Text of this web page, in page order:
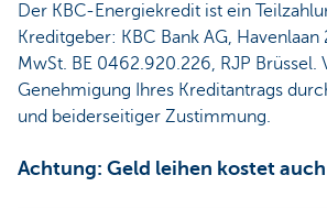
Der KBC-Energiekredit ist ein
Kreditgeber: KBC Bank AG, Havenlaan
MwSt. BE 0462.920.226, RJP
Genehmigung Ihres Kreditantrags
und beiderseitiger Zustimmung.
Achtung: Geld leihen kostet